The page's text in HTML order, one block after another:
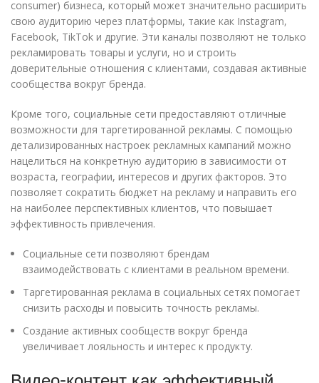
consumer) бизнеса, который может значительно расширить
свою аудиторию через платформы, такие как Instagram,
Facebook, TikTok и другие. Эти каналы позволяют не только
рекламировать товары и услуги, но и строить
доверительные отношения с клиентами, создавая активные
сообщества вокруг бренда.
Кроме того, социальные сети предоставляют отличные
возможности для таргетированной рекламы. С помощью
детализированных настроек рекламных кампаний можно
нацелиться на конкретную аудиторию в зависимости от
возраста, географии, интересов и других факторов. Это
позволяет сократить бюджет на рекламу и направить его
на наиболее перспективных клиентов, что повышает
эффективность привлечения.
Социальные сети позволяют брендам
взаимодействовать с клиентами в реальном времени.
Таргетированная реклама в социальных сетях помогает
снизить расходы и повысить точность рекламы.
Создание активных сообществ вокруг бренда
увеличивает лояльность и интерес к продукту.